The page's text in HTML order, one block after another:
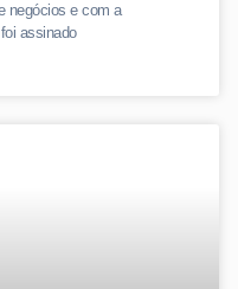
negócios e com a
assinado